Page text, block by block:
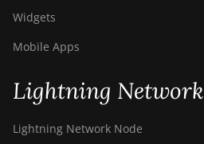
Widgets
Mobile Apps
Lightning Network
Lightning Network Node